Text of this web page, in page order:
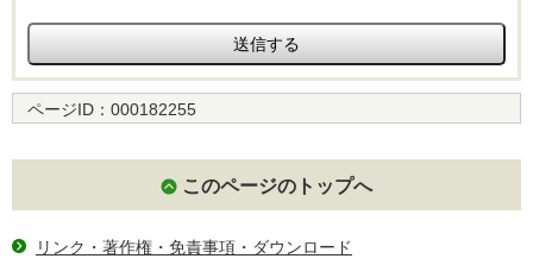
ページID： 000182255
このページのトップへ
リンク・著作権・免責事項・ダウンロード